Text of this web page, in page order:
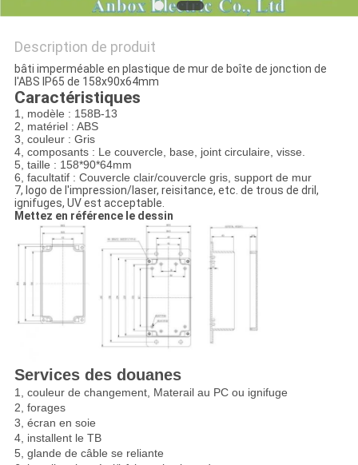
Description de produit
bâti imperméable en plastique de mur de boîte de jonction de
l'ABS IP65 de 158x90x64mm
Caractéristiques
1, modèle : 158B-13
2, matériel : ABS
3, couleur : Gris
4, composants : Le couvercle, base, joint circulaire, visse.
5, taille : 158*90*64mm
6, facultatif : Couvercle clair/couvercle gris, support de mur
7, logo de l'impression/laser, reisitance, etc. de trous de dril,
ignifuges, UV est acceptable.
Mettez en référence le dessin
Services des douanes
1, couleur de changement, Materail au PC ou ignifuge
2, forages
3, écran en soie
4, installent le TB
5, glande de câble se reliante